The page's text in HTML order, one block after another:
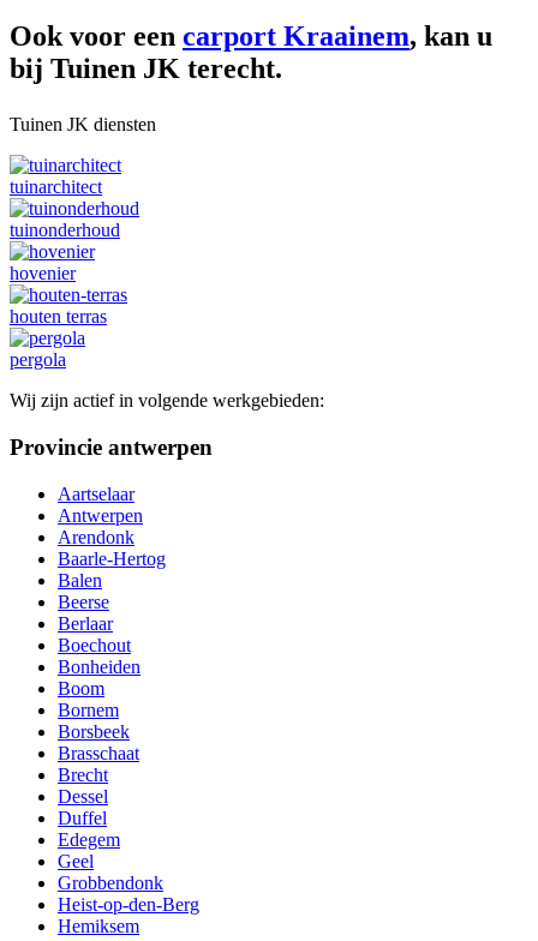
Ook voor een carport Kraainem, kan u
bij Tuinen JK terecht.
Tuinen JK diensten
tuinarchitect
tuinonderhoud
hovenier
houten terras
pergola
Wij zijn actief in volgende werkgebieden:
Provincie antwerpen
Aartselaar
Antwerpen
Arendonk
Baarle-Hertog
Balen
Beerse
Berlaar
Boechout
Bonheiden
Boom
Bornem
Borsbeek
Brasschaat
Brecht
Dessel
Duffel
Edegem
Geel
Grobbendonk
Heist-op-den-Berg
Hemiksem